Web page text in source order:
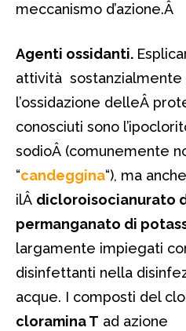
meccanismo d’azione.Â
Agenti ossidanti.
attività sostanzialmente
l’ossidazione delleÂ
conosciuti sono
sodioÂ (comunemente
“candeggina“), ma anche
ilÂ dicloroisocianurato
permanganato di
largamente impiegati
disinfettanti nella
acque. I composti del
cloramina T ad azione